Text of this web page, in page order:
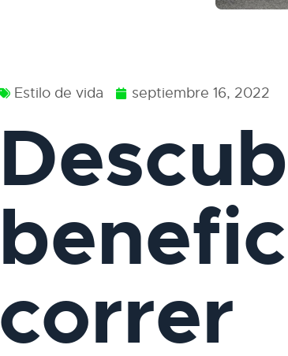
Estilo de vida septiembre 16, 2022
correr